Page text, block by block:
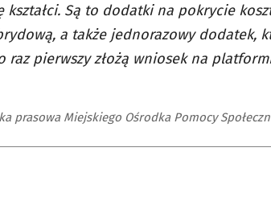
Są to dodatki na pokrycie
a także jednorazowy dodatek,
pierwszy złożą wniosek na
prasowa Miejskiego Ośrodka Pomocy